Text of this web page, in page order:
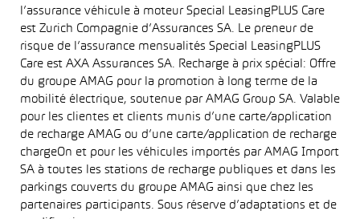
l’assurance véhicule à moteur Special LeasingPLUS Care
est Zurich Compagnie d’Assurances SA. Le preneur de
risque de l’assurance mensualités Special LeasingPLUS
Care est AXA Assurances SA. Recharge à prix spécial: Offre
du groupe AMAG pour la promotion à long terme de la
mobilité électrique, soutenue par AMAG Group SA. Valable
pour les clientes et clients munis d’une carte/application
de recharge AMAG ou d’une carte/application de recharge
chargeOn et pour les véhicules importés par AMAG Import
SA à toutes les stations de recharge publiques et dans les
parkings couverts du groupe AMAG ainsi que chez les
partenaires participants. Sous réserve d’adaptations et de